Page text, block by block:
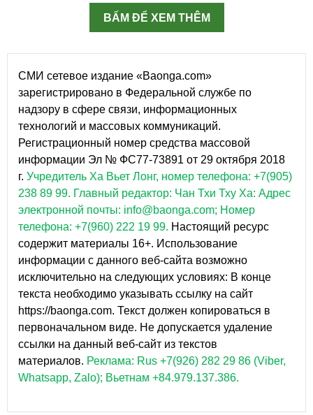
BẤM ĐỂ XEM THÊM
СМИ сетевое издание «Baonga.com»
зарегистрировано в Федеральной службе по
надзору в сфере связи, информационных
технологий и массовых коммуникаций.
Регистрационный номер средства массовой
информации Эл № ФС77-73891 от 29 октября 2018
г. Учредитель Ха Вьет Лонг, номер телефона: +7(905)
238 89 99. Главный редактор: Чан Тхи Тху Ха: Адрес
электронной почты: info@baonga.com; Номер
телефона: +7(960) 222 19 99. Настоящий ресурс
содержит материалы 16+. Использование
информации с данного веб-сайта возможно
исключительно на следующих условиях: В конце
текста необходимо указывать ссылку на сайт
https://baonga.com. Текст должен копироваться в
первоначальном виде. Не допускается удаление
ссылки на данный веб-сайт из текстов
материалов. Реклама: Rus +7(926) 282 29 86 (Viber,
Whatsapp, Zalo); Вьетнам +84.979.137.386.